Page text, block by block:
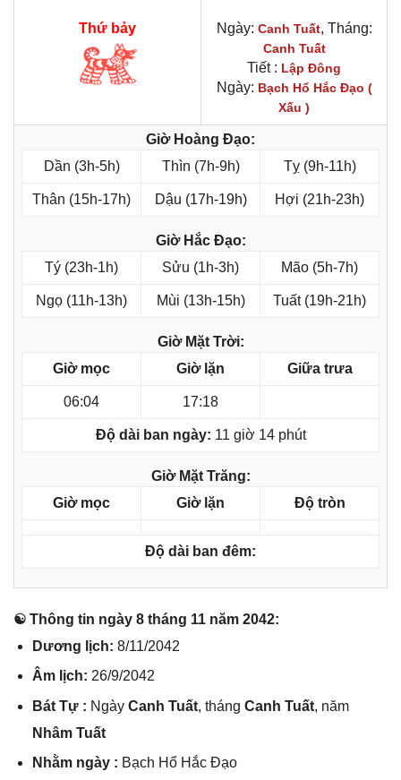
Thứ bảy Ngày: Canh Tuất, Tháng:
Canh Tuất
Tiết : Lập Đông
Ngày: Bạch Hổ Hắc Đạo (
Xấu )
Giờ Hoàng Đạo:
Dần (3h-5h)
Thìn (7h-9h) Tỵ (9h-11h)
Thân (15h-17h) Dậu (17h-19h) Hợi (21h-23h)
Giờ Hắc Đạo:
Tý (23h-1h)
Sửu (1h-3h) Mão (5h-7h)
Ngọ (11h-13h) Mùi (13h-15h) Tuất (19h-21h)
Giờ Mặt Trời:
Giờ mọc
Giờ lặn Giữa trưa
06:04 17:18
Độ dài ban ngày: 11 giờ 14 phút
Giờ Mặt Trăng:
Giờ mọc
Giờ lặn Độ tròn
Độ dài ban đêm:
☯ Thônɡ tin ngày 8 thánɡ 11 năm 2042:
Dươnɡ lịch: 8/11/2042
Âm lịch: 26/9/2042
Bát Tự : Ngày Canh Tuất, thánɡ Canh Tuất, năm
Nhâm Tuất
Nhằm ngày : Bạch Hổ Hắc Đạo